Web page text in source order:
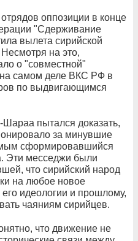
оппозиции в конце
"Сдерживание
вылета сирийской
на это,
о "совместной"
самом деле ВКС РФ в
по выдвигающимся
пытался доказать,
за минувшие
сформировавшийся
Эти месседжи были
что сирийский народ
на любое новое
его идеологии и прошлому,
чаяниям сирийцев.
что движение не